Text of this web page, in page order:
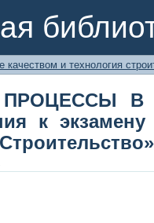
В
качеством и технология
В
к